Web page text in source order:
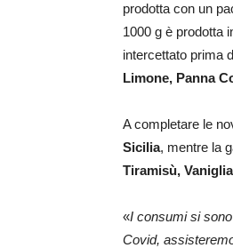
prodotta con un
1000 g è prodotta
intercettato prima
Limone, Panna
A completare le
Sicilia, mentre la
Tiramisù,
«I consumi si
Covid,